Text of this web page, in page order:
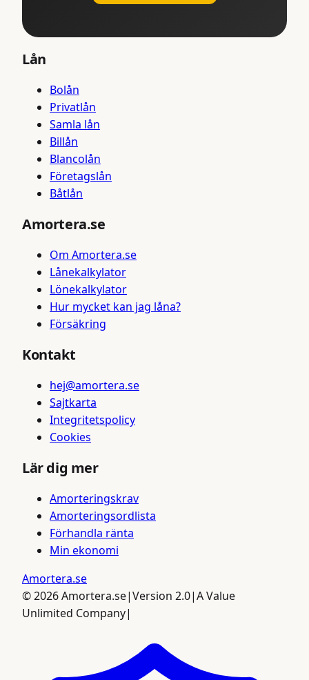
Lån
Bolån
Privatlån
Samla lån
Billån
Blancolån
Företagslån
Båtlån
Amortera.se
Om Amortera.se
Lånekalkylator
Lönekalkylator
Hur mycket kan jag låna?
Försäkring
Kontakt
hej@amortera.se
Sajtkarta
Integritetspolicy
Cookies
Lär dig mer
Amorteringskrav
Amorteringsordlista
Förhandla ränta
Min ekonomi
Amortera.se
©2026Amortera.se|Version 2.0|A Value
Unlimited Company|